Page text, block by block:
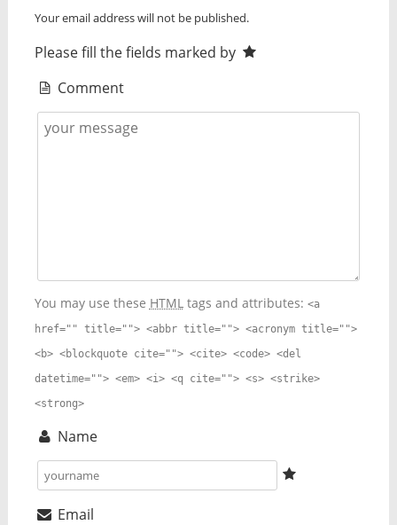
Your email address will not be published.
Please fill the fields marked by
Comment
You may use these HTMLtags and attributes: <a
href="" title=""> <abbr title=""> <acronym title="">
<b> <blockquote cite=""> <cite> <code> <del
datetime=""> <em> <i> <q cite=""> <s> <strike>
<strong>
Name
Email